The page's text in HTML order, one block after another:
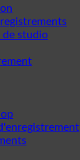
de studio